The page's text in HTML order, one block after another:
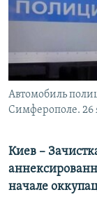
УКРАИНСКАЯ
Все сайты
Автомобиль
Симферополе. 26
Киев –
начале